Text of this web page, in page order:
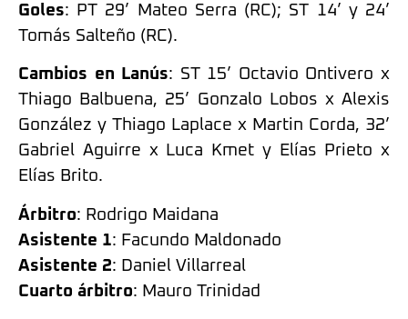
Goles: PT 29’ Mateo Serra (RC); ST 14’ y 24’
Tomás Salteño (RC).
Cambios en Lanús: ST 15’ Octavio Ontivero x
Thiago Balbuena, 25’ Gonzalo Lobos x Alexis
González y Thiago Laplace x Martin Corda, 32’
Gabriel Aguirre x Luca Kmet y Elías Prieto x
Elías Brito.
Árbitro: Rodrigo Maidana
Asistente 1: Facundo Maldonado
Asistente 2: Daniel Villarreal
Cuarto árbitro: Mauro Trinidad